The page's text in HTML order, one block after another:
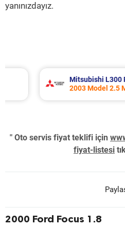
yanınızdayız.
Mitsubishi L300
2003 Model 2.5 Motor
" Oto servis fiyat teklifi için
fiyat-listesi
2000 Ford Focus 1.8